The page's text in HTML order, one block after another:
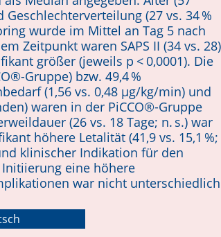
(27 vs. 34 %
wurde im Mittel an Tag 5 nach
Zeitpunkt waren SAPS II (34 vs. 28)
größer (jeweils p < 0,0001). Die
Gruppe) bzw. 49,4 %
(1,56 vs. 0,48 µg/kg/min) und
waren in der PiCCO®-Gruppe
(26 vs. 18 Tage; n. s.) war
höhere Letalität (41,9 vs. 15,1 %;
klinischer Indikation für den
Initiierung eine höhere
war nicht